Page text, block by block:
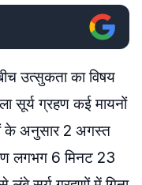
उत्सुकता का विषय
सूर्य ग्रहण कई मायनों
के अनुसार 2 अगस्त
लगभग 6 मिनट 23